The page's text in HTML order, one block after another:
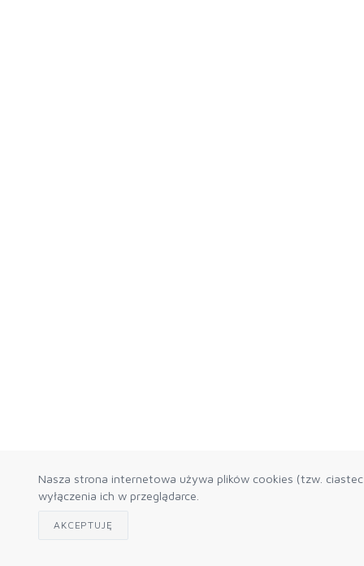
Nasza strona internetowa używa plików cookies (tzw.
wyłączenia ich w przeglądarce.
AKCEPTUJĘ